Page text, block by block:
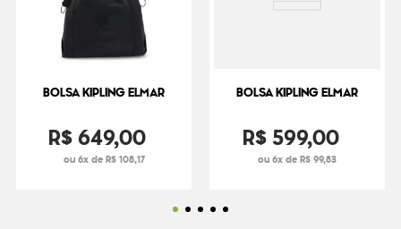
BOLSA KIPLING ELMAR
R$649,00
ou 6x de R$ 108,17
BOLSA KIPLING ELMAR
R$599,00
ou 6x de R$ 99,83